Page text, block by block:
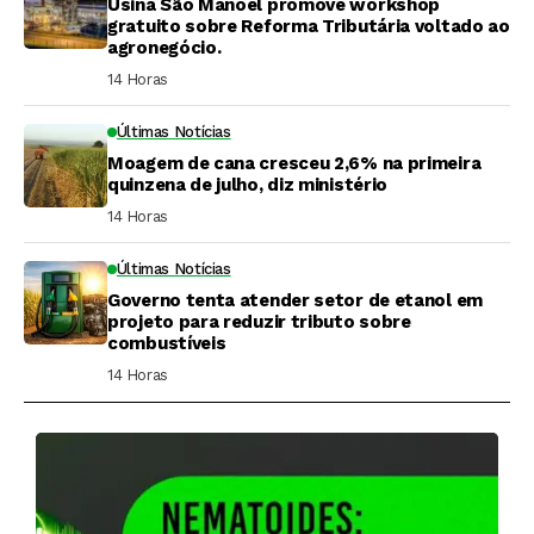
Usina São Manoel promove workshop
gratuito sobre Reforma Tributária voltado ao
agronegócio.
14 Horas ⁮
Últimas Notícias
Moagem de cana cresceu 2,6% na primeira
quinzena de julho, diz ministério
14 Horas ⁮
Últimas Notícias
Governo tenta atender setor de etanol em
projeto para reduzir tributo sobre
combustíveis
14 Horas ⁮